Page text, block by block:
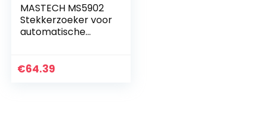
MASTECH MS5902
Stekkerzoeker voor
automatische
stekkertester (EU)
€64.39